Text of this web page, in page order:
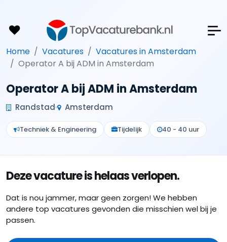
Home Vacatures
Vacatures in Amsterdam
Operator A bij ADM in Amsterdam
Operator A bij ADM in Amsterdam
Randstad Amsterdam
Techniek & Engineering Tijdelijk 40 - 40 uur
Deze vacature is helaas verlopen.
Dat is nou jammer, maar geen zorgen! We hebben
andere top vacatures gevonden die misschien wel bij je
passen.